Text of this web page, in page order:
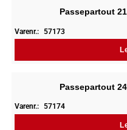
Passepartout
Varenr.: 57173
Passepartout
Varenr.: 57174